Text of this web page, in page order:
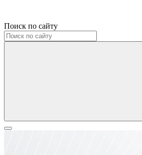
Поиск по сайту